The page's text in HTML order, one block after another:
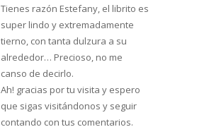
Tienes razón Estefany, el librito es
super lindo y extremadamente
tierno, con tanta dulzura a su
alrededor… Precioso, no me
canso de decirlo.
Ah! gracias por tu visita y espero
que sigas visitándonos y seguir
contando con tus comentarios.